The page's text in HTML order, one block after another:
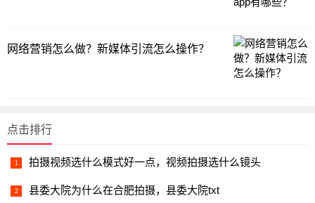
网络营销怎么做？新媒体引流怎么操作？
点击排行
拍摄视频选什么模式好一点，视频拍摄选什么镜头
县委大院为什么在合肥拍摄，县委大院txt